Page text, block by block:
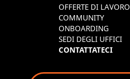
OFFERTE DI LAVORO
COMMUNITY
ONBOARDING
SEDI DEGLI UFFICI
CONTATTATECI